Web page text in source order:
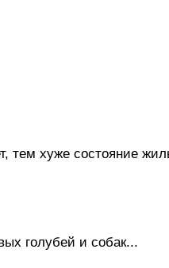
тем хуже состояние
голубей и собак...